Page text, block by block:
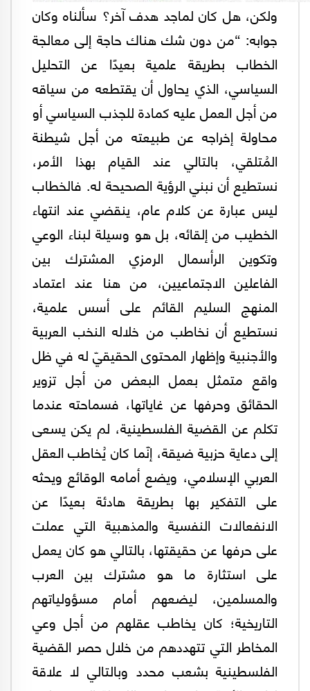
ولكن، هل كان لماجد هدف آخر؟ سألناه وكان
جوابه: “من دون شك هناك حاجة إلى معالجة
الخطاب بطريقة علمية بعيدًا عن التحليل
السياسي، الذي يحاول أن يقتطعه من سياقه
من أجل العمل عليه كمادة للجذب السياسي أو
محاولة إخراجه عن طبيعته من أجل شيطنة
المُتلقي، بالتالي عند القيام بهذا الأمر،
نستطيع أن نبني الرؤية الصحيحة له. فالخطاب
ليس عبارة عن كلام عام، ينقضي عند انتهاء
الخطيب من إلقائه، بل هو وسيلة لبناء الوعي
وتكوين الرأسمال الرمزي المشترك بين
الفاعلين الاجتماعيين، من هنا عند اعتماد
المنهج السليم القائم على أسس علمية،
نستطيع أن نخاطب من خلاله النخب العربية
والأجنبية وإظهار المحتوى الحقيقيّ له في ظل
واقع متمثل بعمل البعض من أجل تزوير
الحقائق وحرفها عن غاياتها، فسماحته عندما
تكلم عن القضية الفلسطينية، لم يكن يسعى
إلى دعاية حزبية ضيقة، إنّما كان يُخاطب العقل
العربي الإسلامي، ويضع أمامه الوقائع ويحثه
على التفكير بها بطريقة هادئة بعيدًا عن
الانفعالات النفسية والمذهبية التي عملت
على حرفها عن حقيقتها، بالتالي هو كان يعمل
على استثارة ما هو مشترك بين العرب
والمسلمين، ليضعهم أمام مسؤولياتهم
التاريخية؛ كان يخاطب عقلهم من أجل وعي
المخاطر التي تتهددهم من خلال حصر القضية
الفلسطينية بشعب محدد وبالتالي لا علاقة